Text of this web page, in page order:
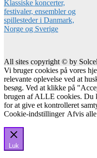
All sites copyright © by
Vi bruger cookies på vores
relevante oplevelse ved at
besøg. Ved at klikke på
brugen af ALLE cookies. Du
for at give et kontrolleret
Cookie-indstillinger Afvis alle
Luk